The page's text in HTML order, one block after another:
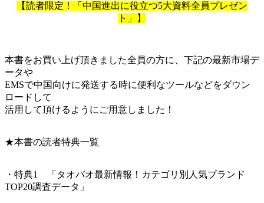
【読者限定！「中国進出に役立つ5大資料全員プレゼン
ト」】
本書をお買い上げ頂きました全員の方に、下記の最新市場デ
ータや
EMSで中国向けに発送する時に便利なツールなどをダウン
ロードして
活用して頂けるようにご用意しました！
★本書の読者特典一覧
・特典1 「タオバオ最新情報！カテゴリ別人気ブランド
TOP20調査データ」